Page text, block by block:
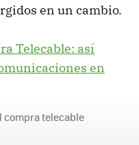
en un cambio.
Telecable: así
en
compra telecable